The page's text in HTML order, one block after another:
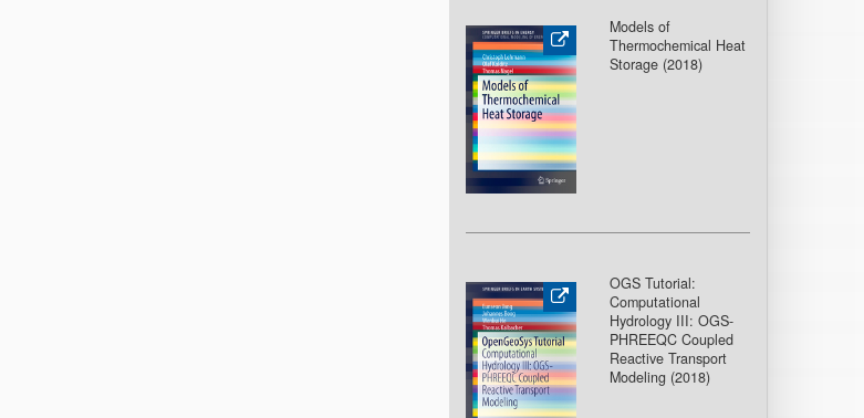
Models of
Thermochemical Heat
Storage (2018)
OGS Tutorial:
Computational
Hydrology III: OGS-
PHREEQC Coupled
Reactive Transport
Modeling (2018)